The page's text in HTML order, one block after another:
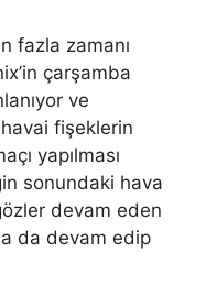
fazla zamanı
çarşamba
ve
fişeklerin
yapılması
sonundaki hava
devam eden
da devam edip